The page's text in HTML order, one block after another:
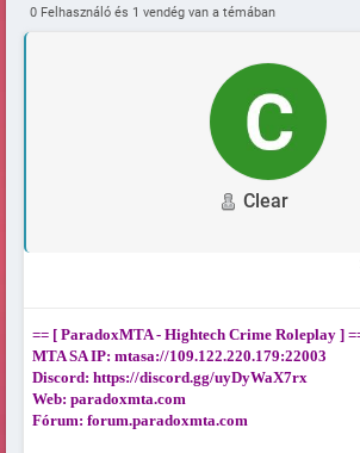
RolePlay (Megtekintve 1103 alkalommal)
0 Felhasználó és 1 vendég van a témában
Clear
== [ ParadoxMTA - Hightech Crime Roleplay ]
MTA SA IP: mtasa://109.122.220.179:22003
Discord: https://discord.gg/uyDyWaX7rx
Web: paradoxmta.com
Fórum: forum.paradoxmta.com